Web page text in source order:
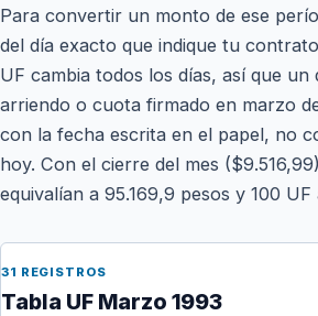
Para convertir un monto de ese
del día exacto que indique tu
UF cambia todos los días, así que un
arriendo o cuota firmado en marzo
con la fecha escrita en el papel, no
hoy. Con el cierre del mes
equivalían a 95.169,9 pesos y 100 UF
31 REGISTROS
Tabla UF Marzo 1993